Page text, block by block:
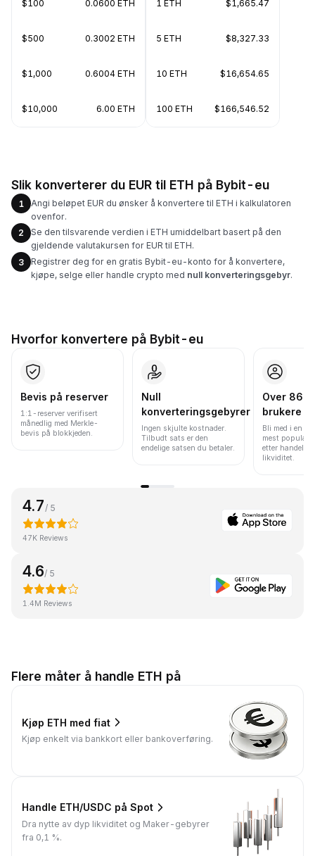
$100 0.0600 ETH
$500 0.3002 ETH
$1,000 0.6004 ETH
$10,000 6.00 ETH
1 ETH $1,665.47
5 ETH $8,327.33
10 ETH $16,654.65
100 ETH $166,546.52
Slik konverterer du EUR til ETH på Bybit-eu
1
Angi beløpet EUR du ønsker å konvertere til ETH i kalkulatoren
ovenfor.
2
Se den tilsvarende verdien i ETH umiddelbart basert på den
gjeldende valutakursen for EUR til ETH.
3
Registrer deg for en gratis Bybit-eu-konto for å konvertere,
kjøpe, selge eller handle crypto med null konverteringsgebyr.
Hvorfor konvertere på Bybit-eu
Bevis på reserver
1:1-reserver verifisert
månedlig med Merkle-
bevis på blokkjeden.
Null
konverteringsgebyrer
Ingen skjulte kostnader.
Tilbudt sats er den
endelige satsen du betaler.
Over 86
brukere
Bli med i en av
mest
etter
likviditet.
4.7 / 5
47K Reviews
4.6/ 5
1.4M Reviews
Flere måter å handle ETH på
Kjøp ETH med fiat
Kjøp enkelt via bankkort eller bankoverføring.
Handle ETH/USDC på Spot
Dra nytte av dyp likviditet og Maker-gebyrer
fra 0,1 %.